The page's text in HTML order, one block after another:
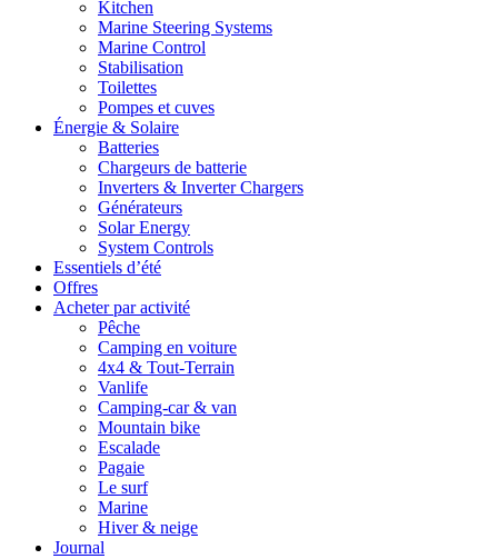
Kitchen
Marine Steering Systems
Marine Control
Stabilisation
Toilettes
Pompes et cuves
Énergie & Solaire
Batteries
Chargeurs de batterie
Inverters & Inverter Chargers
Générateurs
Solar Energy
System Controls
Essentiels d’été
Offres
Acheter par activité
Pêche
Camping en voiture
4x4 & Tout-Terrain
Vanlife
Camping-car & van
Mountain bike
Escalade
Pagaie
Le surf
Marine
Hiver & neige
Journal